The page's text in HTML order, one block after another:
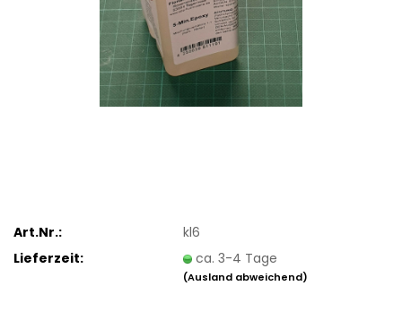
Art.Nr.:
kl6
Lieferzeit:
ca. 3-4 Tage
(Ausland abweichend)